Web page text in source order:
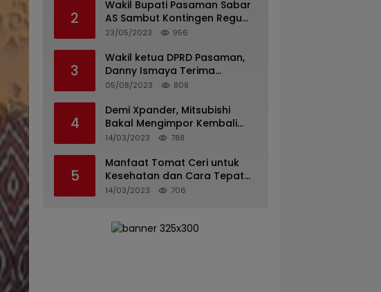
2
Wakil Bupati Pasaman Sabar
AS Sambut Kontingen Regu
Pramuka Kwarcab Pasaman
23/05/2023 956
3
Wakil ketua DPRD Pasaman,
Danny Ismaya Terima
Kunjungan Mahasiswa KKN
05/08/2023 808
4
Demi Xpander, Mitsubishi
Bakal Mengimpor Kembali
Pajero Sport
14/03/2023 788
5
Manfaat Tomat Ceri untuk
Kesehatan dan Cara Tepat
Mengonsumsinya
14/03/2023 706